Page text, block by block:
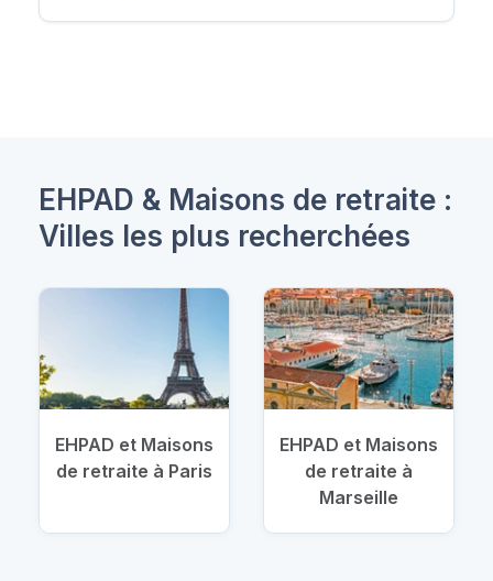
EHPAD & Maisons de retraite :
Villes les plus recherchées
EHPAD et Maisons
de retraite à Paris
EHPAD et Maisons
de retraite à
Marseille